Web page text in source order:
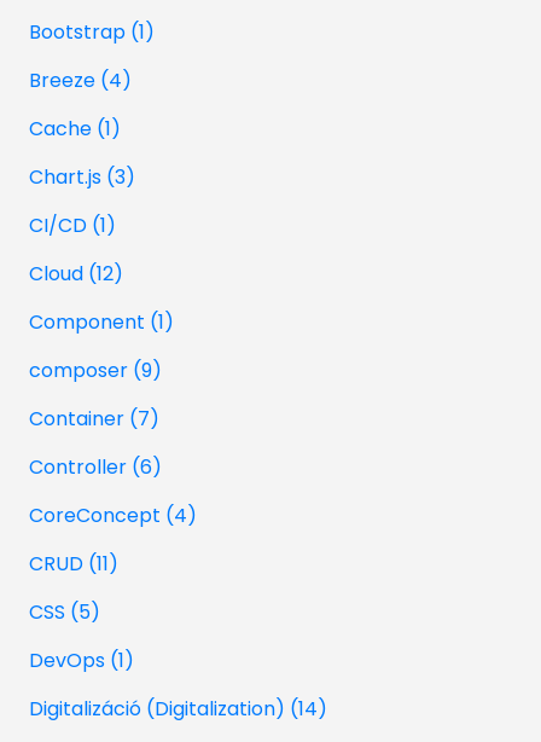
Bootstrap (1)
Breeze (4)
Cache (1)
Chart.js (3)
CI/CD (1)
Cloud (12)
Component (1)
composer (9)
Container (7)
Controller (6)
CoreConcept (4)
CRUD (11)
CSS (5)
DevOps (1)
Digitalizáció (Digitalization) (14)